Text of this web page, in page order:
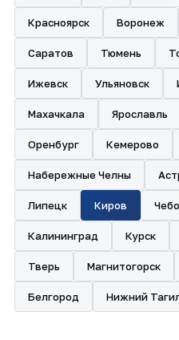
Красноярск Воронеж
Саратов Тюмень
Ижевск Ульяновск
Махачкала Ярославль
Оренбург Кемерово
Набережные Челны
Липецк Киров
Калининград Курск
Тверь Магнитогорск
Белгород Нижний